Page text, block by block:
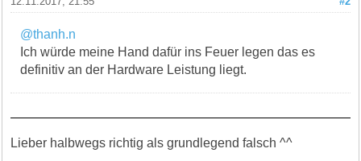
@thanh.n
Ich würde meine Hand dafür ins Feuer legen das es
definitiv an der Hardware Leistung liegt.
Lieber halbwegs richtig als grundlegend falsch ^^